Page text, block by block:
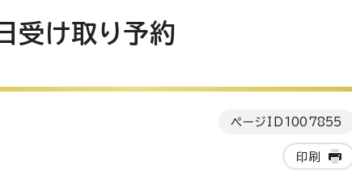
受け取り予約
ページID 1007855
印刷